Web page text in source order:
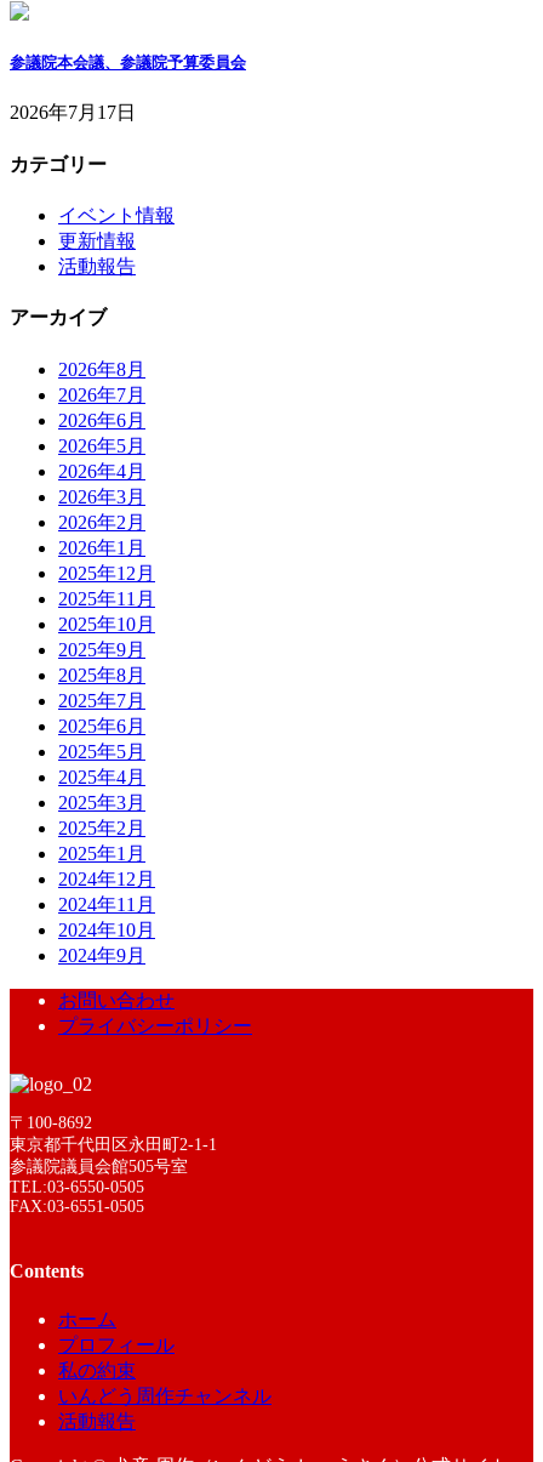
参議院本会議、参議院予算委員会
2026年7月17日
カテゴリー
イベント情報
更新情報
活動報告
アーカイブ
2026年8月
2026年7月
2026年6月
2026年5月
2026年4月
2026年3月
2026年2月
2026年1月
2025年12月
2025年11月
2025年10月
2025年9月
2025年8月
2025年7月
2025年6月
2025年5月
2025年4月
2025年3月
2025年2月
2025年1月
2024年12月
2024年11月
2024年10月
2024年9月
お問い合わせ
プライバシーポリシー
〒100-8692
東京都千代田区永田町2-1-1
参議院議員会館505号室
TEL:03-6550-0505
FAX:03-6551-0505
Contents
ホーム
プロフィール
私の約束
いんどう周作チャンネル
活動報告